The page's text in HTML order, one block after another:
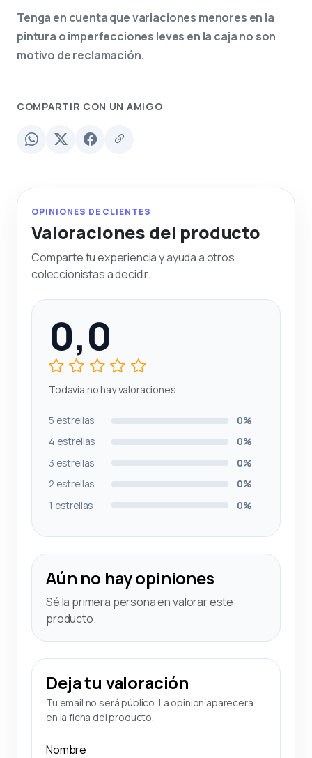
Tenga en cuenta que variaciones menores en la
pintura o imperfecciones leves en la caja no son
motivo de reclamación.
COMPARTIR CON UN AMIGO
OPINIONES DE CLIENTES
Valoraciones del producto
Comparte tu experiencia y ayuda a otros
coleccionistas a decidir.
0,0
Todavía no hay valoraciones
5 estrellas
0%
4 estrellas
0%
3 estrellas
0%
2 estrellas
0%
1 estrellas
0%
Aún no hay opiniones
Sé la primera persona en valorar este
producto.
Deja tu valoración
Tu email no será público. La opinión aparecerá
en la ficha del producto.
Nombre